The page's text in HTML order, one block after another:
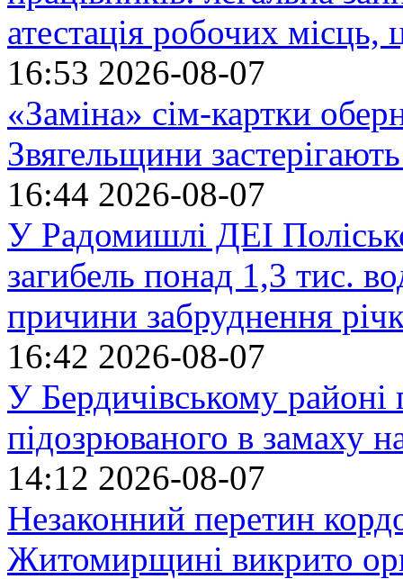
атестація робочих місць,
16:53 2026-08-07
«Заміна» сім-картки
Звягельщини
16:44 2026-08-07
У Радомишлі ДЕІ
загибель понад 1,3 тис.
причини забруднення
16:42 2026-08-07
У Бердичівському районі
підозрюваного в замаху
14:12 2026-08-07
Незаконний перетин
Житомирщині викрито